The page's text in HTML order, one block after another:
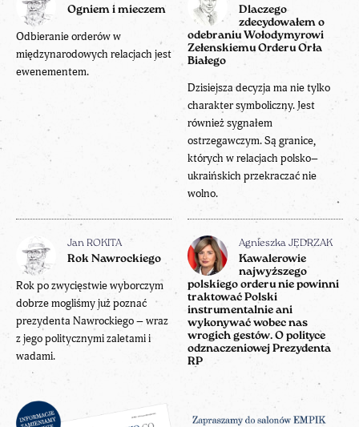
Ogniem i mieczem
Odbieranie orderów w
międzynarodowych relacjach jest
ewenementem.
Dlaczego
zdecydowałem o
odebraniu Wołodymyrowi
Zełenskiemu Orderu Orła
Białego
Dzisiejsza decyzja ma nie tylko
charakter symboliczny. Jest
również sygnałem
ostrzegawczym. Są granice,
których w relacjach polsko–
ukraińskich przekraczać nie
wolno.
Jan ROKITA
Rok Nawrockiego
Rok po zwycięstwie wyborczym
dobrze mogliśmy już poznać
prezydenta Nawrockiego – wraz
z jego politycznymi zaletami i
wadami.
Agnieszka JĘDRZAK
Kawalerowie
najwyższego
polskiego orderu nie powinni
traktować Polski
instrumentalnie ani
wykonywać wobec nas
wrogich gestów. O polityce
odznaczeniowej Prezydenta
RP